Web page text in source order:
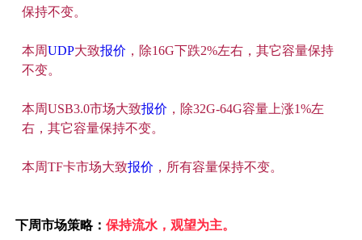
保持不变。
本周UDP大致报价 ，除16G下跌2%左右，其它容量保持
不变。
本周USB3.0市场大致报价 ，除32G-64G容量上涨1%左
右，其它容量保持不变。
本周TF卡市场大致报价 ，所有容量保持不变。
下周市场策略：保持流水，观望为主。